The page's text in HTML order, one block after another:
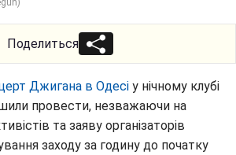
Поделиться
Джигана в Одесі у нічному клубі
провести, незважаючи на
та заяву організаторів
заходу за годину до початку